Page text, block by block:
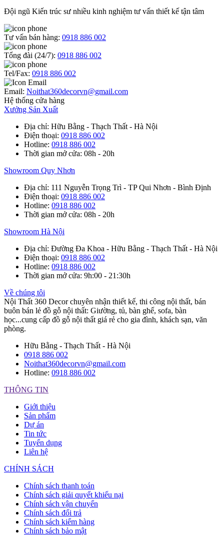
Đội ngũ Kiến trúc sư nhiều kinh nghiệm tư vấn thiết kế tận tâm
Tư vấn bán hàng: 0918 886 002
Tổng đài (24/7): 0918 886 002
Tel/Fax: 0918 886 002
Email: Noithat360decorvn@gmail.com
Hệ thống cửa hàng
Xưởng Sản Xuất
Địa chỉ: Hữu Bằng - Thạch Thất - Hà Nội
Điện thoại: 0918 886 002
Hotline: 0918 886 002
Thời gian mở cửa: 08h - 20h
Showroom Quy Nhơn
Địa chỉ: 111 Nguyễn Trọng Trì - TP Qui Nhơn - Bình Định
Điện thoại: 0918 886 002
Hotline: 0918 886 002
Thời gian mở cửa: 08h - 20h
Showroom Hà Nội
Địa chỉ: Đường Đa Khoa - Hữu Bằng - Thạch Thất - Hà Nội
Điện thoại: 0918 886 002
Hotline: 0918 886 002
Thời gian mở cửa: 9h:00 - 21:30h
Về chúng tôi
Nội Thất 360 Decor chuyên nhận thiết kế, thi công nội thất, bán
buôn bán lẻ đồ gỗ nội thất: Giường, tủ, bàn ghế, sofa, bàn
học...cung cấp đồ gỗ nội thất giá rẻ cho gia đình, khách sạn, văn
phòng.
Hữu Bằng - Thạch Thất - Hà Nội
0918 886 002
Noithat360decorvn@gmail.com
Hotline: 0918 886 002
THÔNG TIN
Giới thiệu
Sản phẩm
Dự án
Tin tức
Tuyển dụng
Liên hệ
CHÍNH SÁCH
Chính sách thanh toán
Chính sách giải quyết khiếu nại
Chính sách vận chuyển
Chính sách đổi trả
Chính sách kiểm hàng
Chính sách bảo mật